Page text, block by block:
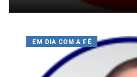
EM DIA COM A FÉ